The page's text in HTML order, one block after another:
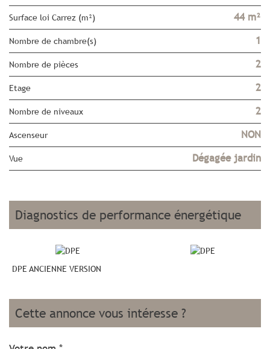
Surface loi Carrez (m²) 44 m²
Nombre de chambre(s) 1
Nombre de pièces 2
Etage 2
Nombre de niveaux 2
Ascenseur NON
Vue Dégagée jardin
diagnostics de performance énergétique
DPE ANCIENNE VERSION
cette annonce vous intéresse ?